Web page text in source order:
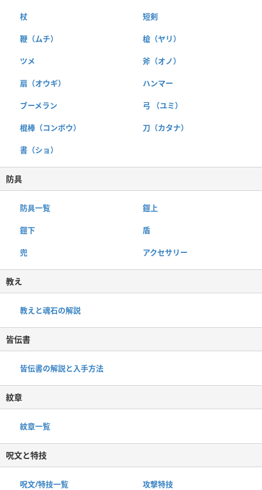
杖 短剣
鞭（ムチ） 槍（ヤリ）
ツメ 斧（オノ）
扇（オウギ） ハンマー
ブーメラン 弓 （ユミ）
棍棒（コンボウ） 刀（カタナ）
書（ショ）
防具
防具一覧 鎧上
鎧下 盾
兜 アクセサリー
教え
教えと魂石の解説
皆伝書
皆伝書の解説と入手方法
紋章
紋章一覧
呪文と特技
呪文/特技一覧 攻撃特技